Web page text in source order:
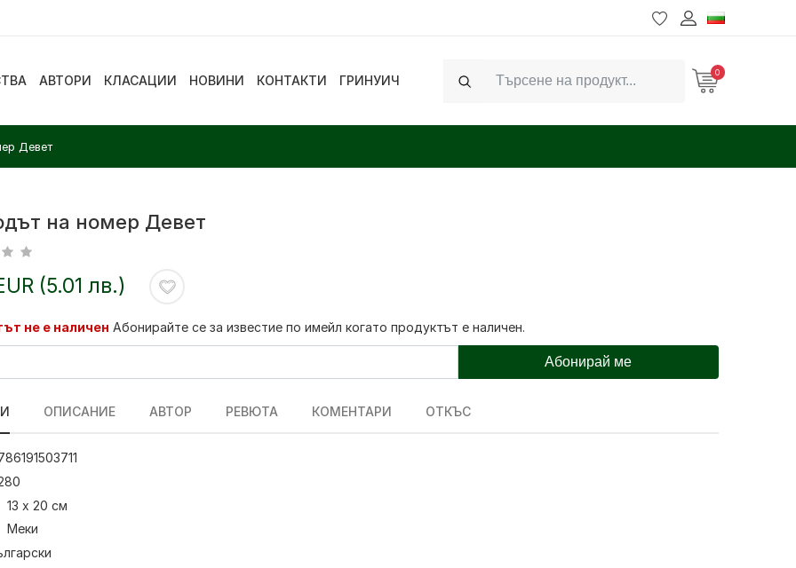
АВТОРИ КЛАСАЦИИ НОВИНИ КОНТАКТИ ГРИНУИЧ
Search
0
Девет
на номер Девет
(5.01 лв.)
не е наличен Абонирайте се за известие по имейл когато продуктът е наличен.
Абонирай ме
ОПИСАНИЕ АВТОР РЕВЮТА КОМЕНТАРИ ОТКЪС
13 х 20 см
Меки